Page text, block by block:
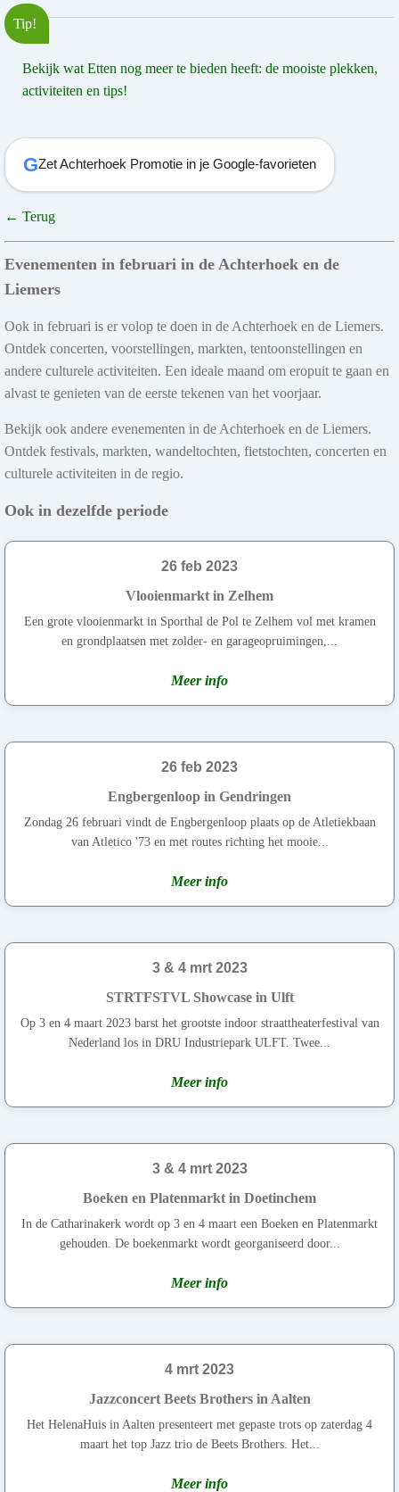
Tip!
Bekijk wat Etten nog meer te bieden heeft: de mooiste plekken,
activiteiten en tips!
GZet Achterhoek Promotie in je Google-favorieten
← Terug
Evenementen in februari in de Achterhoek en de
Liemers
Ook in februari is er volop te doen in de Achterhoek en de Liemers.
Ontdek concerten, voorstellingen, markten, tentoonstellingen en
andere culturele activiteiten. Een ideale maand om eropuit te gaan en
alvast te genieten van de eerste tekenen van het voorjaar.
Bekijk ook andere evenementen in de Achterhoek en de Liemers.
Ontdek festivals, markten, wandeltochten, fietstochten, concerten en
culturele activiteiten in de regio.
Ook in dezelfde periode
26 feb 2023
Vlooienmarkt in Zelhem
Een grote vlooienmarkt in Sporthal de Pol te Zelhem vol met kramen
en grondplaatsen met zolder- en garageopruimingen,...
Meer info
26 feb 2023
Engbergenloop in Gendringen
Zondag 26 februari vindt de Engbergenloop plaats op de Atletiekbaan
van Atletico '73 en met routes richting het mooie...
Meer info
3 & 4 mrt 2023
STRTFSTVL Showcase in Ulft
Op 3 en 4 maart 2023 barst het grootste indoor straattheaterfestival van
Nederland los in DRU Industriepark ULFT. Twee...
Meer info
3 & 4 mrt 2023
Boeken en Platenmarkt in Doetinchem
In de Catharinakerk wordt op 3 en 4 maart een Boeken en Platenmarkt
gehouden. De boekenmarkt wordt georganiseerd door...
Meer info
4 mrt 2023
Jazzconcert Beets Brothers in Aalten
Het HelenaHuis in Aalten presenteert met gepaste trots op zaterdag 4
maart het top Jazz trio de Beets Brothers. Het...
Meer info